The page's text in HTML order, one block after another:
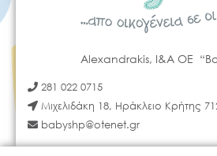
Alexandrakis, I&A OE
281 022 0715
Μιχελιδάκη 18, Ηράκλειο Κρήτης
babyshp@otenet.gr